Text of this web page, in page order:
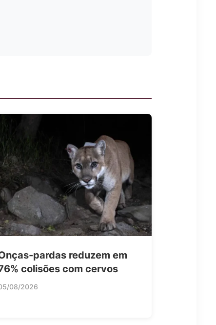
pardas reduzem em
colisões com cervos
08/2026